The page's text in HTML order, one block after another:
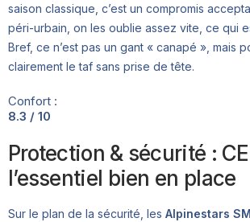
saison classique, c’est un compromis
péri-urbain, on les oublie assez vite, ce qui
Bref, ce n’est pas un gant « canapé », mais
clairement le taf sans prise de tête.
Confort :
8.3 / 10
Protection & sécurité : CE
l’essentiel bien en place
Sur le plan de la sécurité, les Alpinestars